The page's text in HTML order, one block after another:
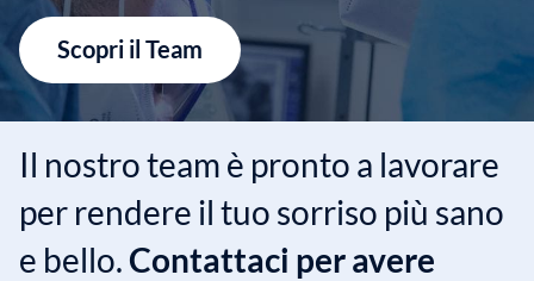
Scopri il Team
Il nostro team è pronto a lavorare
per rendere il tuo sorriso più sano
e bello.Contattaci per avere